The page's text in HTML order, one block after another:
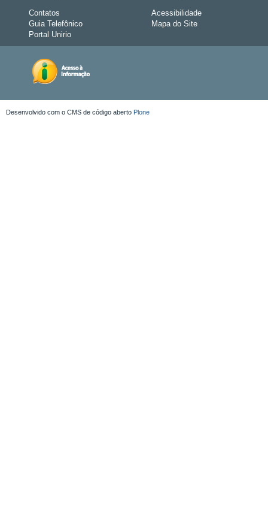
Contatos
Guia Telefônico
Portal Unirio
Acessibilidade
Mapa do Site
Desenvolvido com o CMS de código aberto Plone